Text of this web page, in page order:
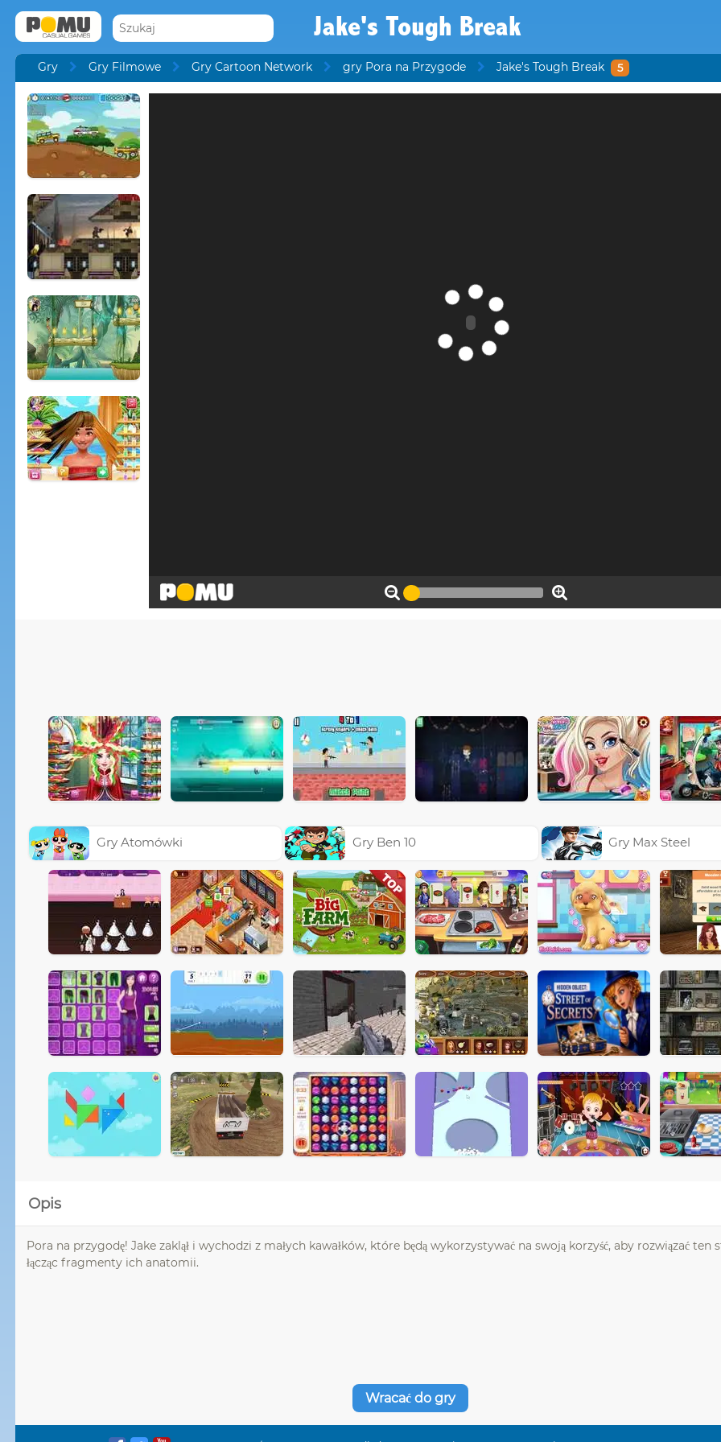
Jake's Tough Break
Gry Gry Filmowe Gry Cartoon Network gry Pora na Przygode Jake's Tough Break 5
Gry Atomówki Gry Ben 10 Gry Max Steel
Opis
Pora na przygodę! Jake zaklął i wychodzi z małych kawałków, które będą wykorzystywać na swoją korzyść, aby rozwiązać ten
łącząc fragmenty ich anatomii.
Wracać do gry